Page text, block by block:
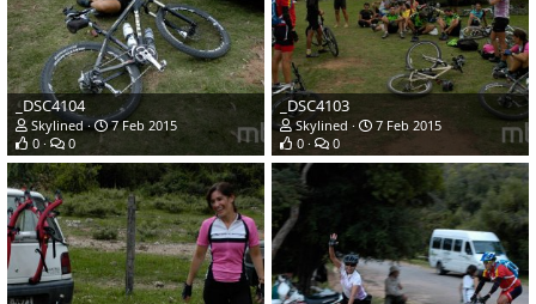
_DSC4104
Skylined
7 Feb 2015
0
0
_DSC4103
Skylined
7 Feb 2015
0
0